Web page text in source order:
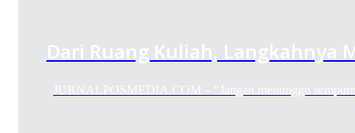
Dari Ruang Kuliah, Langkahnya
JURNALPOSMEDIA.COM – “Jangan menunggu